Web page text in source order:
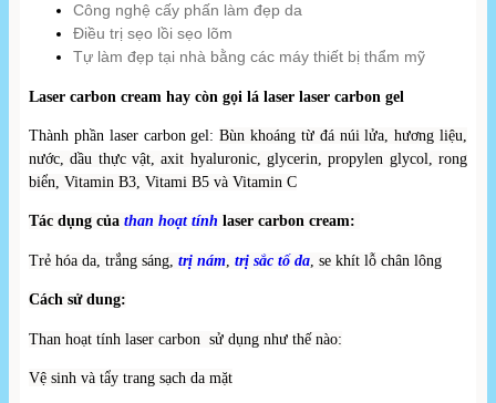
Công nghệ cấy phấn làm đẹp da
Điều trị sẹo lồi sẹo lõm
Tự làm đẹp tại nhà bằng các máy thiết bị thẩm mỹ
Laser carbon cream hay còn gọi lá laser laser carbon gel
Thành phần laser carbon gel:Bùn khoáng từ đá núi lửa, hương liệu,
nước, dầu thực vật, axit hyaluronic, glycerin, propylen glycol, rong
biển, Vitamin B3, Vitami B5 và Vitamin C
Tác dụng của than hoạt tính laser carbon cream:
Trẻ hóa da, trắng sáng, trị nám trị sắc tố da , se khít lỗ chân lông
Cách sử dung:
Than hoạt tính laser carbon sử dụng như thế nào:
Vệ sinh và tẩy trang sạch da mặt